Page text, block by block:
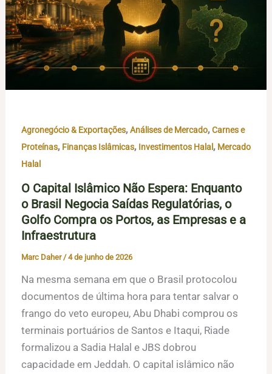
Agronegócio & Exportações,Análises de Mercado,Carnes e
Proteínas, Finanças Islâmicas, Investimentos Halal, Mercado
Halal
O Capital Islâmico Não Espera: Enquanto
o Brasil Negocia Saídas Regulatórias, o
Golfo Compra os Portos, as Empresas e a
Infraestrutura
Marc Daher /4 de junho de 2026
Na mesma semana em que o Brasil protocolou
documentos de última hora para tentar salvar o
frango do veto europeu, Abu Dhabi comprou os
terminais portuários de Santos e Itaqui, Riade
formalizou a Sadia Halal e JBS dobrou
capacidade em Jeddah. O capital islâmico não